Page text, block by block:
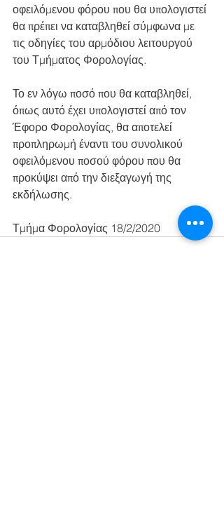
οφειλόμενου φόρου που θα υπολογιστεί
θα πρέπει να καταβληθεί σύμφωνα με
τις οδηγίες του αρμόδιου λειτουργού
του Τμήματος Φορολογίας.
Το εν λόγω ποσό που θα καταβληθεί,
όπως αυτό έχει υπολογιστεί από τον
Έφορο Φορολογίας, θα αποτελεί
προπληρωμή έναντι του συνολικού
οφειλόμενου ποσού φόρου που θα
προκύψει από την διεξαγωγή της
εκδήλωσης.
Τμήμα Φορολογίας 18/2/2020